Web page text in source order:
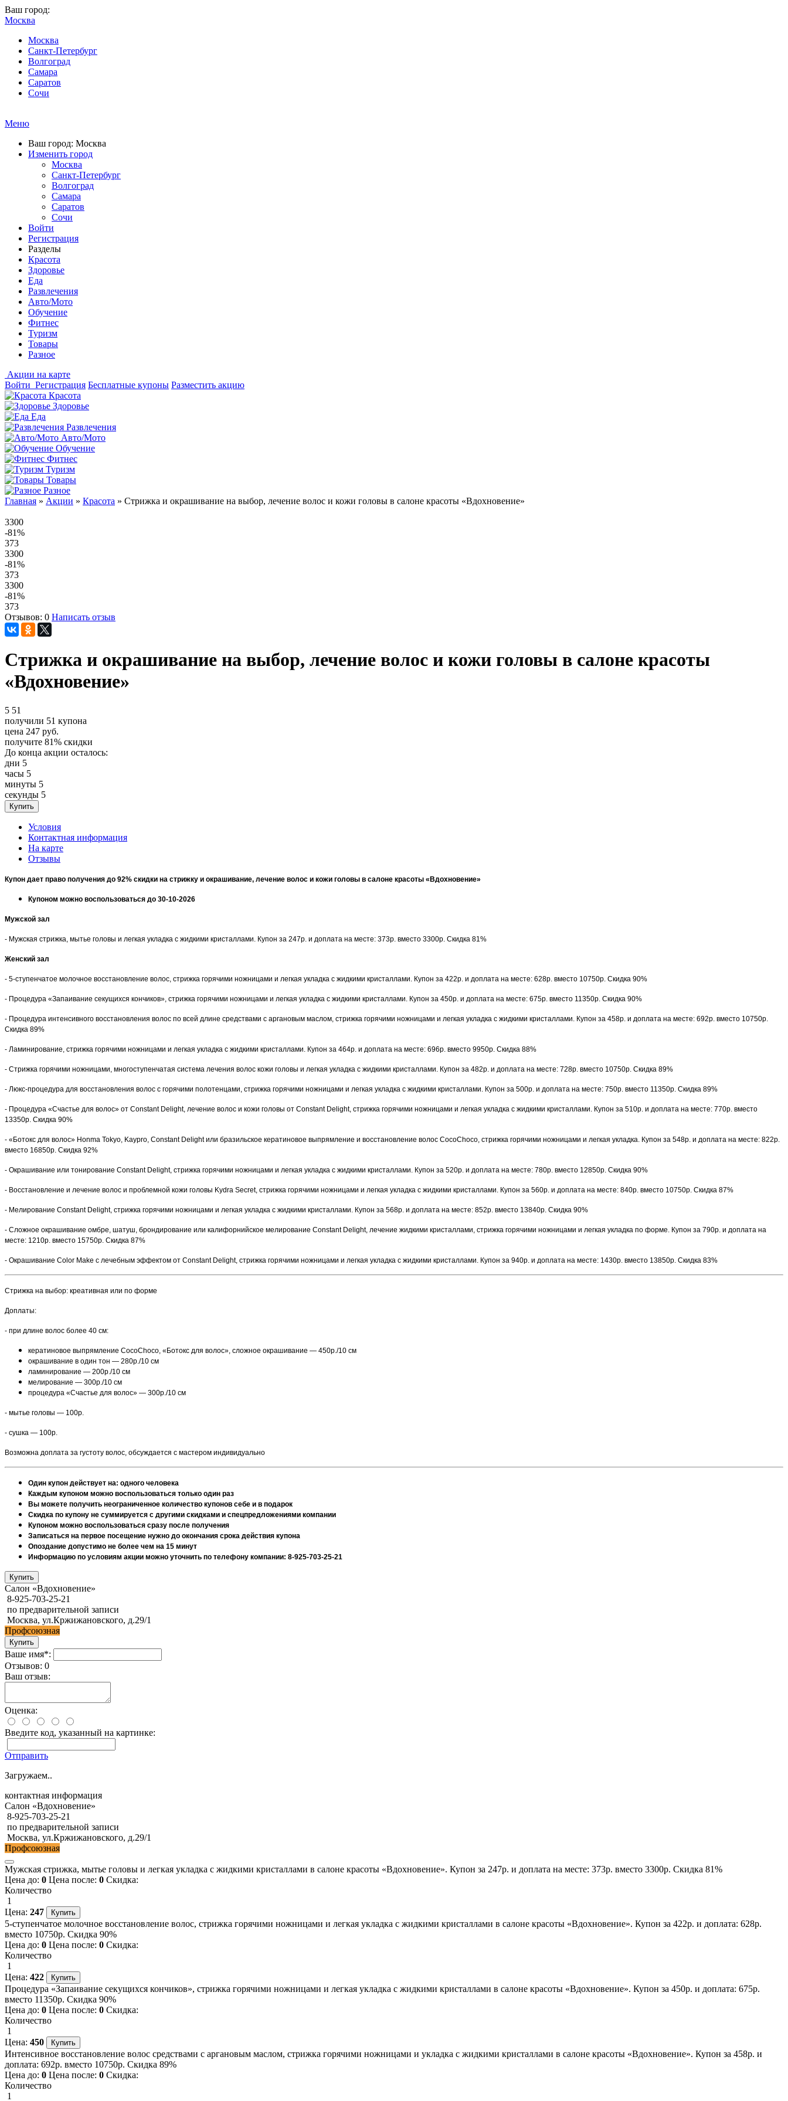
Ваш город:
Москва
Москва
Санкт-Петербург
Волгоград
Самара
Саратов
Сочи
Меню
Ваш город: Москва
Изменить город
Москва
Санкт-Петербург
Волгоград
Самара
Саратов
Сочи
Войти
Регистрация
Разделы
Красота
Здоровье
Еда
Развлечения
Авто/Мото
Обучение
Фитнес
Туризм
Товары
Разное
Акции на карте
Войти Регистрация Бесплатные купоны Разместить акцию
Красота
Здоровье
Еда
Развлечения
Авто/Мото
Обучение
Фитнес
Туризм
Товары
Разное
Главная » Акции » Красота » Стрижка и окрашивание на выбор, лечение волос и кожи головы в салоне красоты «Вдохновение»
3300
-81%
373
3300
-81%
373
3300
-81%
373
Отзывов: 0 Написать отзыв
Стрижка и окрашивание на выбор, лечение волос и кожи головы в салоне красоты
«Вдохновение»
5 51
получили 51 купона
цена 247 руб.
получите 81% скидки
До конца акции осталось:
дни 5
часы 5
минуты 5
секунды 5
Условия
Контактная информация
На карте
Отзывы
Купон дает право получения до 92% скидки на стрижку и окрашивание, лечение волос и кожи головы в салоне красоты «Вдохновение»
Купоном можно воспользоваться до 30-10-2026
Мужской зал
- Мужская стрижка, мытье головы и легкая укладка с жидкими кристаллами. Купон за 247р. и доплата на месте: 373р. вместо 3300р. Скидка 81%
Женский зал
- 5-ступенчатое молочное восстановление волос, стрижка горячими ножницами и легкая укладка с жидкими кристаллами. Купон за 422р. и доплата на месте: 628р. вместо 10750р. Скидка 90%
- Процедура «Запаивание секущихся кончиков», стрижка горячими ножницами и легкая укладка с жидкими кристаллами. Купон за 450р. и доплата на месте: 675р. вместо 11350р. Скидка 90%
- Процедура интенсивного восстановления волос по всей длине средствами с аргановым маслом, стрижка горячими ножницами и легкая укладка с жидкими кристаллами. Купон за 458р. и доплата на месте: 692р. вместо 10750р.
Скидка 89%
- Ламинирование, стрижка горячими ножницами и легкая укладка с жидкими кристаллами. Купон за 464р. и доплата на месте: 696р. вместо 9950р. Скидка 88%
- Стрижка горячими ножницами, многоступенчатая система лечения волос кожи головы и легкая укладка с жидкими кристаллами. Купон за 482р. и доплата на месте: 728р. вместо 10750р. Скидка 89%
- Люкс-процедура для восстановления волос с горячими полотенцами, стрижка горячими ножницами и легкая укладка с жидкими кристаллами. Купон за 500р. и доплата на месте: 750р. вместо 11350р. Скидка 89%
- Процедура «Счастье для волос» от Constant Delight, лечение волос и кожи головы от Constant Delight, стрижка горячими ножницами и легкая укладка с жидкими кристаллами. Купон за 510р. и доплата на месте: 770р. вместо
13350р. Скидка 90%
- «Ботокс для волос» Honma Tokyo, Kaypro, Constant Delight или бразильское кератиновое выпрямление и восстановление волос CocoChoco, стрижка горячими ножницами и легкая укладка. Купон за 548р. и доплата на месте: 822р.
вместо 16850р. Скидка 92%
- Окрашивание или тонирование Constant Delight, стрижка горячими ножницами и легкая укладка с жидкими кристаллами. Купон за 520р. и доплата на месте: 780р. вместо 12850р. Скидка 90%
- Восстановление и лечение волос и проблемной кожи головы Kydra Secret, стрижка горячими ножницами и легкая укладка с жидкими кристаллами. Купон за 560р. и доплата на месте: 840р. вместо 10750р. Скидка 87%
- Мелирование Constant Delight, стрижка горячими ножницами и легкая укладка с жидкими кристаллами. Купон за 568р. и доплата на месте: 852р. вместо 13840р. Скидка 90%
- Сложное окрашивание омбре, шатуш, брондирование или калифорнийское мелирование Constant Delight, лечение жидкими кристаллами, стрижка горячими ножницами и легкая укладка по форме. Купон за 790р. и доплата на
месте: 1210р. вместо 15750р. Скидка 87%
- Окрашивание Color Make с лечебным эффектом от Constant Delight, стрижка горячими ножницами и легкая укладка с жидкими кристаллами. Купон за 940р. и доплата на месте: 1430р. вместо 13850р. Скидка 83%
Стрижка на выбор: креативная или по форме
Доплаты:
- при длине волос более 40 см:
кератиновое выпрямление CocoChoco, «Ботокс для волос», сложное окрашивание — 450р./10 см
окрашивание в один тон — 280р./10 см
ламинирование — 200р./10 см
мелирование — 300р./10 см
процедура «Счастье для волос» — 300р./10 см
- мытье головы — 100р.
- сушка — 100р.
Возможна доплата за густоту волос, обсуждается с мастером индивидуально
Один купон действует на: одного человека
Каждым купоном можно воспользоваться только один раз
Вы можете получить неограниченное количество купонов себе и в подарок
Скидка по купону не суммируется с другими скидками и спецпредложениями компании
Купоном можно воспользоваться сразу после получения
Записаться на первое посещение нужно до окончания срока действия купона
Опоздание допустимо не более чем на 15 минут
Информацию по условиям акции можно уточнить по телефону компании: 8-925-703-25-21
Салон «Вдохновение»
8-925-703-25-21
по предварительной записи
Москва, ул.Кржижановского, д.29/1
Профсоюзная
Ваше имя*:
Отзывов: 0
Ваш отзыв:
Оценка:
Введите код, указанный на картинке:
Отправить
Загружаем..
контактная информация
Салон «Вдохновение»
8-925-703-25-21
по предварительной записи
Москва, ул.Кржижановского, д.29/1
Профсоюзная
Мужская стрижка, мытье головы и легкая укладка с жидкими кристаллами в салоне красоты «Вдохновение». Купон за 247р. и доплата на месте: 373р. вместо 3300р. Скидка 81%
Цена до: 0 Цена после: 0 Скидка:
Количество
1
Цена: 247
5-ступенчатое молочное восстановление волос, стрижка горячими ножницами и легкая укладка с жидкими кристаллами в салоне красоты «Вдохновение». Купон за 422р. и доплата: 628р.
вместо 10750р. Скидка 90%
Цена до: 0 Цена после: 0 Скидка:
Количество
1
Цена: 422
Процедура «Запаивание секущихся кончиков», стрижка горячими ножницами и легкая укладка с жидкими кристаллами в салоне красоты «Вдохновение». Купон за 450р. и доплата: 675р.
вместо 11350р. Скидка 90%
Цена до: 0 Цена после: 0 Скидка:
Количество
1
Цена: 450
Интенсивное восстановление волос средствами с аргановым маслом, стрижка горячими ножницами и укладка с жидкими кристаллами в салоне красоты «Вдохновение». Купон за 458р. и
доплата: 692р. вместо 10750р. Скидка 89%
Цена до: 0 Цена после: 0 Скидка:
Количество
1